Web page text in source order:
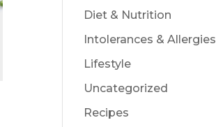
Diet & Nutrition
Intolerances & Allergies
Lifestyle
Uncategorized
Recipes